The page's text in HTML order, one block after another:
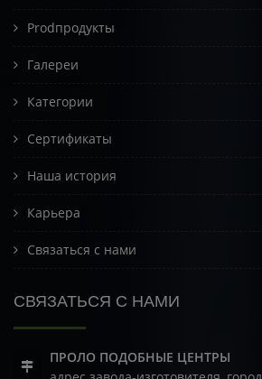
Prodпродукты
Галереи
Категории
Сертификаты
Наша история
Карьера
Связаться с нами
СВЯЗАТЬСЯ С НАМИ
ПРОЛО ПОДОБНЫЕ ЦЕНТРЫ